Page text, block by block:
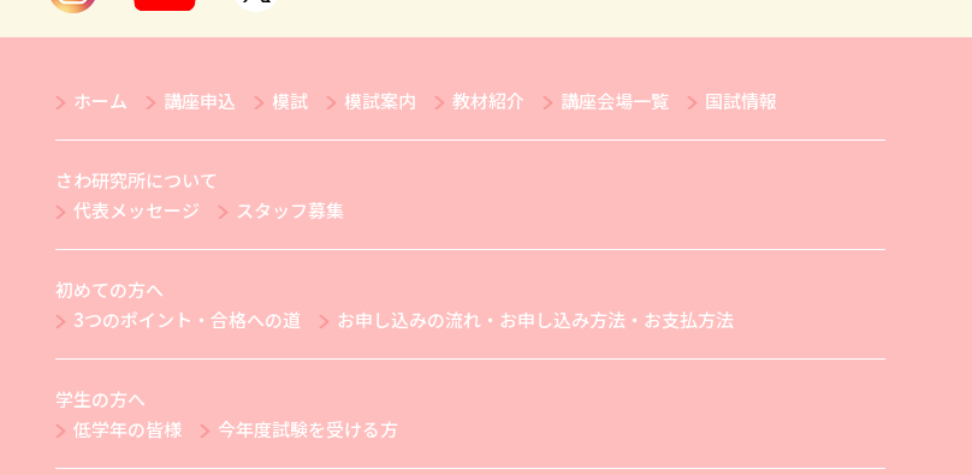
ホーム 講座申込 模試 模試案内 教材紹介 講座会場一覧 国試情報
さわ研究所について
代表メッセージ
スタッフ募集
初めての方へ
3つのポイント・合格への道
お申し込みの流れ・お申し込み方法・お支払方法
学生の方へ
低学年の皆様
今年度試験を受ける方